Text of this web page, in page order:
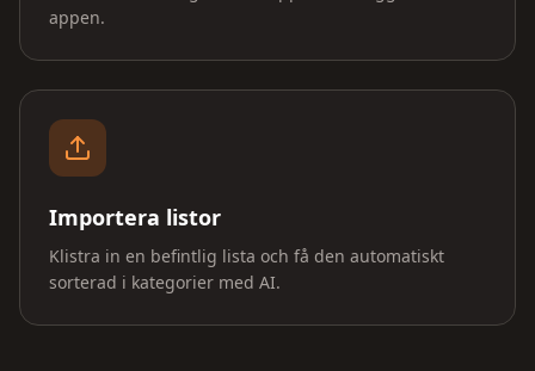
appen.
Importera listor
Klistra in en befintlig lista och få den automatiskt
sorterad i kategorier med AI.